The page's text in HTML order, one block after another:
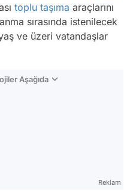
toplu taşıma araçlarını
sırasında istenilecek
ve üzeri vatandaşlar
Aşağıda
Reklam